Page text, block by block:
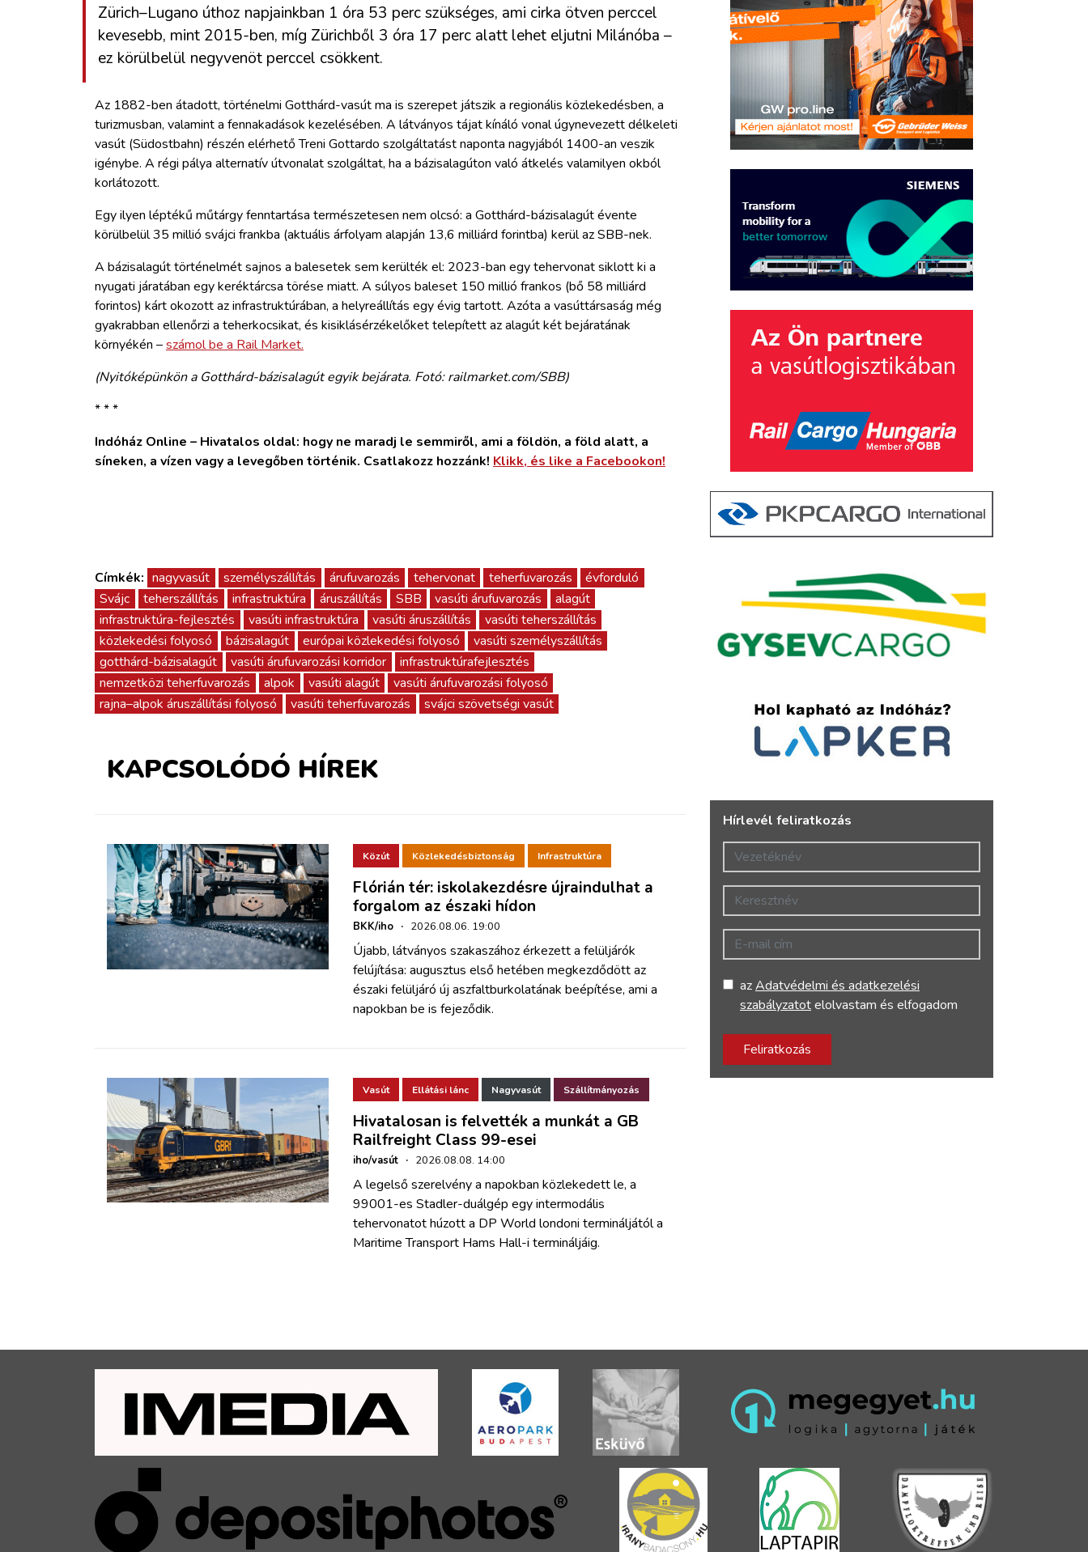
Zürich–Lugano úthoz napjainkban 1 óra 53 perc szükséges, ami cirka ötven perccel
kevesebb, mint 2015-ben, míg Zürichből 3 óra 17 perc alatt lehet eljutni Milánóba –
ez körülbelül negyvenöt perccel csökkent.
Az 1882-ben átadott, történelmi Gotthárd-vasút ma is szerepet játszik a regionális közlekedésben, a
turizmusban, valamint a fennakadások kezelésében. A látványos tájat kínáló vonal úgynevezett délkeleti
vasút (Südostbahn) részén elérhető Treni Gottardo szolgáltatást naponta nagyjából 1400-an veszik
igénybe. A régi pálya alternatív útvonalat szolgáltat, ha a bázisalagúton való átkelés valamilyen okból
korlátozott.
Egy ilyen léptékű műtárgy fenntartása természetesen nem olcsó: a Gotthárd-bázisalagút évente
körülbelül 35 millió svájci frankba (aktuális árfolyam alapján 13,6 milliárd forintba) kerül az SBB-nek.
A bázisalagút történelmét sajnos a balesetek sem kerülték el: 2023-ban egy tehervonat siklott ki a
nyugati járatában egy keréktárcsa törése miatt. A súlyos baleset 150 millió frankos (bő 58 milliárd
forintos) kárt okozott az infrastruktúrában, a helyreállítás egy évig tartott. Azóta a vasúttársaság még
gyakrabban ellenőrzi a teherkocsikat, és kisiklásérzékelőket telepített az alagút két bejáratának
környékén –számol be a Rail Market.
(Nyitóképünkön a Gotthárd-bázisalagút egyik bejárata. Fotó: railmarket.com/SBB)
* * *
Indóház Online – Hivatalos oldal: hogy ne maradj le semmiről, ami a földön, a föld alatt, a
síneken, a vízen vagy a levegőben történik. Csatlakozz hozzánk! Klikk, és like a Facebookon!
Címkék: nagyvasút személyszállítás árufuvarozás tehervonat teherfuvarozás
évforduló
Svájc
teherszállítás infrastruktúra áruszállítás SBB vasúti árufuvarozás
alagút
infrastruktúra-fejlesztés
vasúti infrastruktúra vasúti áruszállítás
vasúti teherszállítás
közlekedési folyosó
bázisalagút európai közlekedési folyosó
vasúti személyszállítás
gotthárd-bázisalagút
vasúti árufuvarozási korridor
infrastruktúrafejlesztés
nemzetközi teherfuvarozás
alpok vasúti alagút
vasúti árufuvarozási folyosó
rajna–alpok áruszállítási folyosó
vasúti teherfuvarozás svájci szövetségi vasút
KAPCSOLÓDÓ HÍREK
Közút Közlekedésbiztonság Infrastruktúra
Flórián tér: iskolakezdésre újraindulhat a
forgalom az északi hídon
BKK/iho · 2026.08.06. 19:00
Újabb, látványos szakaszához érkezett a felüljárók
felújítása: augusztus első hetében megkezdődött az
északi felüljáró új aszfaltburkolatának beépítése, ami a
napokban be is fejeződik.
Vasút Ellátási lánc Nagyvasút Szállítmányozás
Hivatalosan is felvették a munkát a GB
Railfreight Class 99-esei
iho/vasút · 2026.08.08. 14:00
A legelső szerelvény a napokban közlekedett le, a
99001-es Stadler-duálgép egy intermodális
tehervonatot húzott a DP World londoni termináljától a
Maritime Transport Hams Hall-i termináljáig.
Hírlevél feliratkozás
Vezetéknév
Keresztnév
E-mail cím
azAdatvédelmi és adatkezelési
szabályzatotelolvastam és elfogadom
Feliratkozás